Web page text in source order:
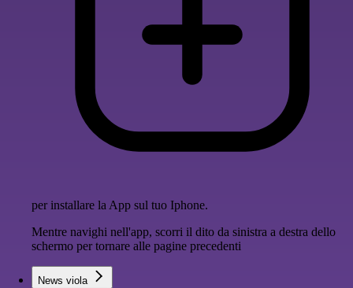
per installare la App sul tuo Iphone.
Mentre navighi nell'app, scorri il dito da sinistra a destra dello
schermo per tornare alle pagine precedenti
News viola